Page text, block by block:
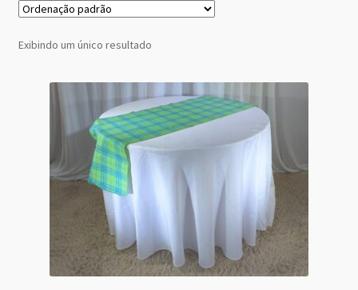
Grid Style 2
Grid Style 3
Sale Countdown
Simple Slider
Exibindo um único resultado